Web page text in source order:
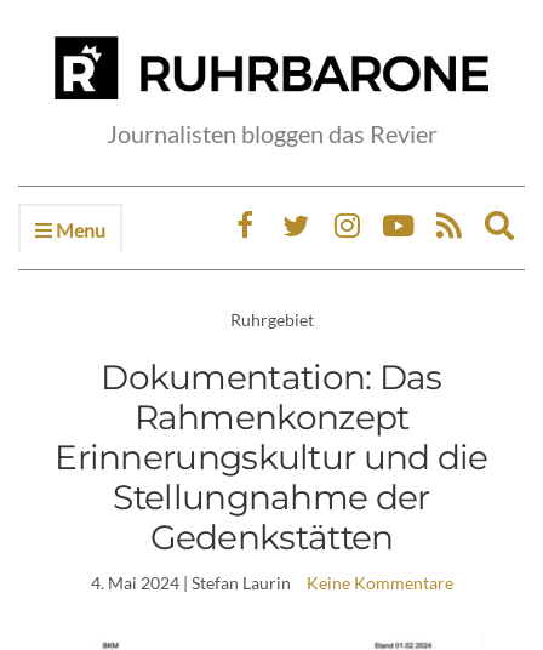
Journalisten bloggen das Revier
Menu
Ruhrgebiet
Dokumentation: Das
Rahmenkonzept
Erinnerungskultur und die
Stellungnahme der
Gedenkstätten
4. Mai 2024| Stefan Laurin Keine Kommentare